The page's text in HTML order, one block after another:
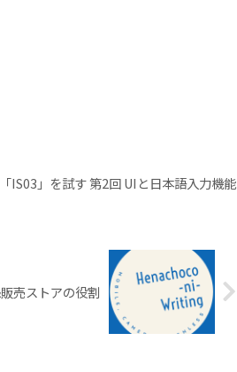
IS03」を試す 第2回 UIと日本語入力機能
売ストアの役割